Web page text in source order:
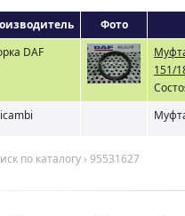
Фото
DAF
151/
по каталогу › 95531627